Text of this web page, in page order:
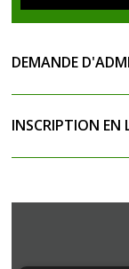
DEMANDE
INSCRIPTION EN